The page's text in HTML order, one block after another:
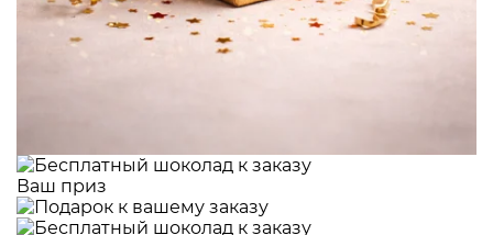
Ваш приз